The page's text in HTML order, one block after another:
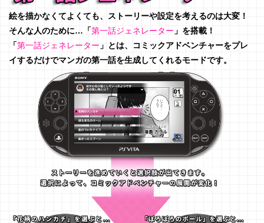
絵を描かなくてよくても、ストーリーや設定を考えるのは大変！
そんな人のために…「第一話ジェネレーター 」を搭載！
「第一話ジェネレーター 」とは、コミックアドベンチャーをプレ
イするだけでマンガの第一話を生成してくれるモードです。